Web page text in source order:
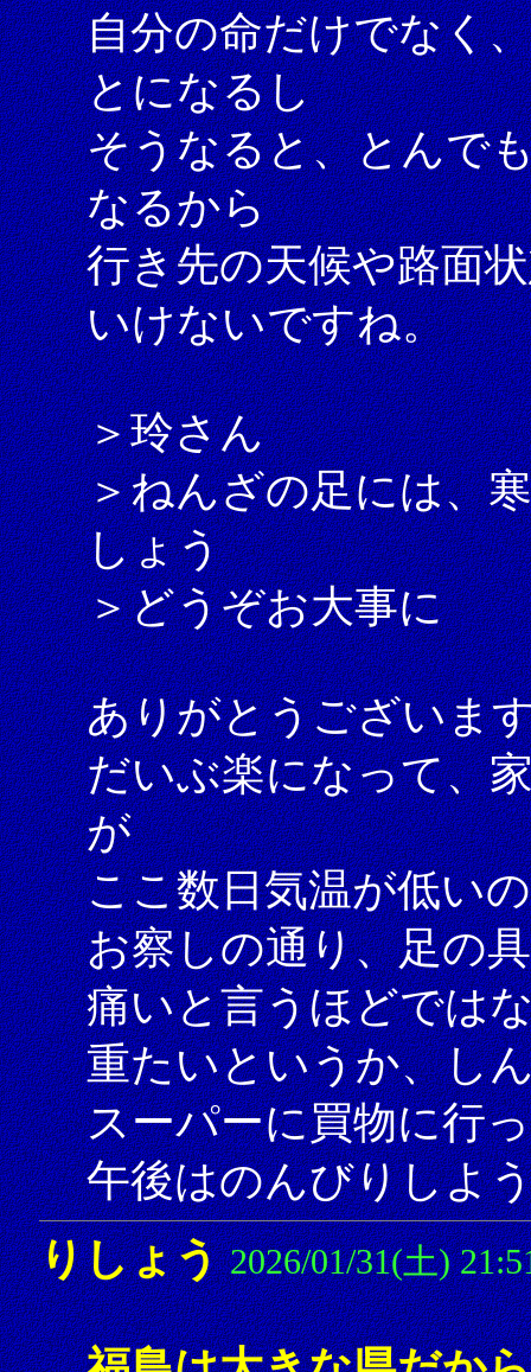
自分の命だけでなく
とになるし
そうなると、とんで
なるから
行き先の天候や路面
いけないですね。
＞玲さん
＞ねんざの足には、
しょう
＞どうぞお大事に
ありがとうございま
だいぶ楽になって、
が
ここ数日気温が低い
お察しの通り、足の
痛いと言うほどでは
重たいというか、し
スーパーに買物に行
午後はのんびりしよ
りしょう 2026/01/31(土)